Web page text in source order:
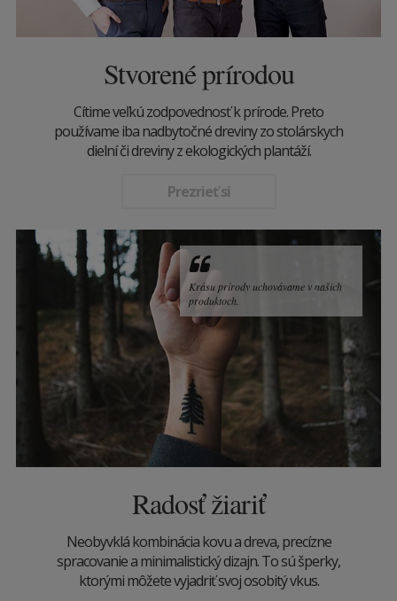
Stvorené prírodou
Cítime veľkú zodpovednosť k prírode. Preto
používame iba nadbytočné dreviny zo stolárskych
dielní či dreviny z ekologických plantáží.
Prezrieť si
Krásu prírody uchovávame v našich
produktoch.
Radosť žiariť
Neobyvklá kombinácia kovu a dreva, precízne
spracovanie a minimalistický dizajn. To sú šperky,
ktorými môžete vyjadriť svoj osobitý vkus.